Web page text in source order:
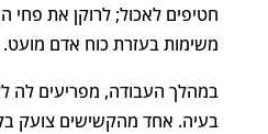
חטיפים לאכול; לרוקן את פחי
משימות בעזרת כוח אדם מועט.
במהלך העבודה, מפריעים לה
בעיה. אחד מהקשישים צועק